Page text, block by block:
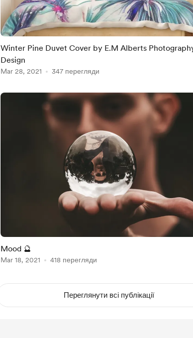
Winter Pine Duvet Cover by E.M Alberts Photography
Design
Mar 28, 2021 347 перегляди
Mood 🔮
Mar 18, 2021 418 перегляди
Переглянути всі публікації